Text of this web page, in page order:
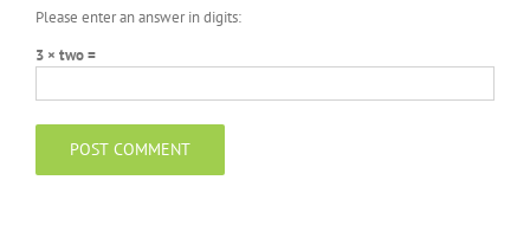
Please enter an answer in digits:
3 × two =